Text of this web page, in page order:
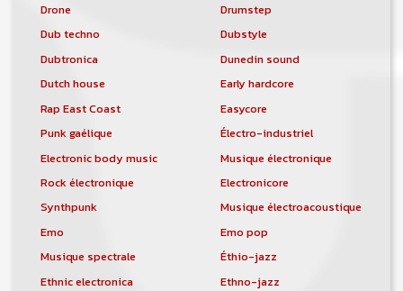
Drone
Drumstep
Dub techno
Dubstyle
Dubtronica
Dunedin sound
Dutch house
Early hardcore
Rap East Coast
Easycore
Punk gaélique
Électro-industriel
Electronic body music
Musique électronique
Rock électronique
Electronicore
Synthpunk
Musique électroacoustique
Emo
Emo pop
Musique spectrale
Éthio-jazz
Ethnic electronica
Ethno-jazz